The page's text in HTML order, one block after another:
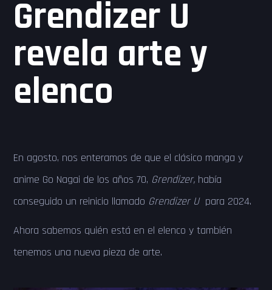
Grendizer U
revela arte y
elenco
En agosto, nos enteramos de que el clásico manga y
anime Go Nagai de los años 70, Grendizer, había
conseguido un reinicio llamado Grendizer Upara 2024.
Ahora sabemos quién está en el elenco y también
tenemos una nueva pieza de arte.